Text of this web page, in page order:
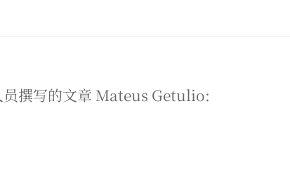
员撰写的文章 Mateus Getulio: